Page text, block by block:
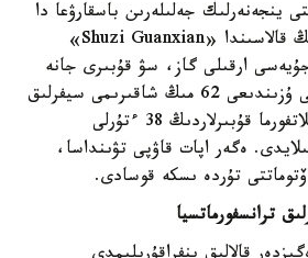
ينجەنەرلىك جەلىلەرىن باسقارۋعا دا
سەپ. ماسەلەن، چۇڭچيڭ قالاسىندا «Shuzi Guanxian»
ارقىلى گاز، سۋ قۇبىرى جانە
كارىز جەلىلەرىنىڭ جالپى ۇزىندىعى 62 مىڭ شاقىرىمى سيفرلىق
فورماتقا كوشىرىلگەن. پلاتفورما قۇبىرلاردىڭ 38 ءتۇرلى
ەگەر اپات قاۋپى تۋىنداسا،
تۇردە ىسكە قوسادى.